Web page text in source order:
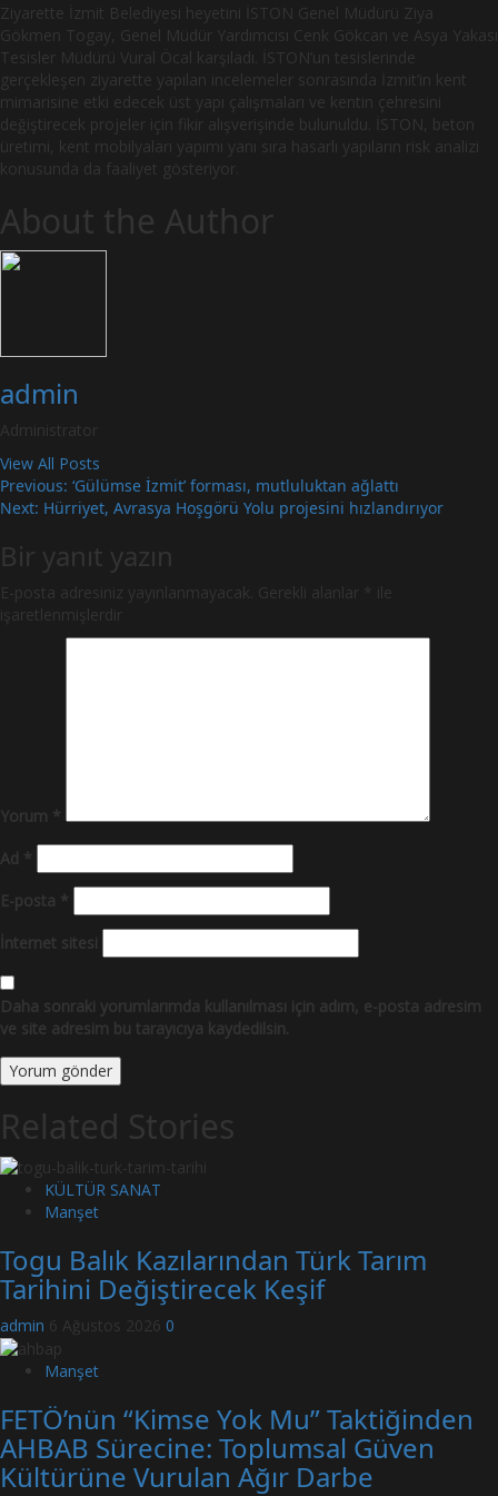
Ziyarette İzmit Belediyesi heyetini İSTON Genel Müdürü Ziya
Gökmen Togay, Genel Müdür Yardımcısı Cenk Gökcan ve Asya Yakası
Tesisler Müdürü Vural Öcal karşıladı. İSTON’un tesislerinde
gerçekleşen ziyarette yapılan incelemeler sonrasında İzmit’in kent
mimarisine etki edecek üst yapı çalışmaları ve kentin çehresini
değiştirecek projeler için fikir alışverişinde bulunuldu. İSTON, beton
üretimi, kent mobilyaları yapımı yanı sıra hasarlı yapıların risk analizi
konusunda da faaliyet gösteriyor.
About the Author
admin
Administrator
View All Posts
Post
navigation
Previous: ‘Gülümse İzmit’ forması, mutluluktan ağlattı
Next: Hürriyet, Avrasya Hoşgörü Yolu projesini hızlandırıyor
Bir yanıt yazın
E-posta adresiniz yayınlanmayacak. Gerekli alanlar * ile
işaretlenmişlerdir
Yorum *
Ad *
E-posta *
İnternet sitesi
Daha sonraki yorumlarımda kullanılması için adım, e-posta adresim
ve site adresim bu tarayıcıya kaydedilsin.
Related Stories
KÜLTÜR SANAT
Manşet
Togu Balık Kazılarından Türk Tarım
Tarihini Değiştirecek Keşif
admin 6 Ağustos 2026 0
Manşet
FETÖ’nün “Kimse Yok Mu” Taktiğinden
AHBAB Sürecine: Toplumsal Güven
Kültürüne Vurulan Ağır Darbe